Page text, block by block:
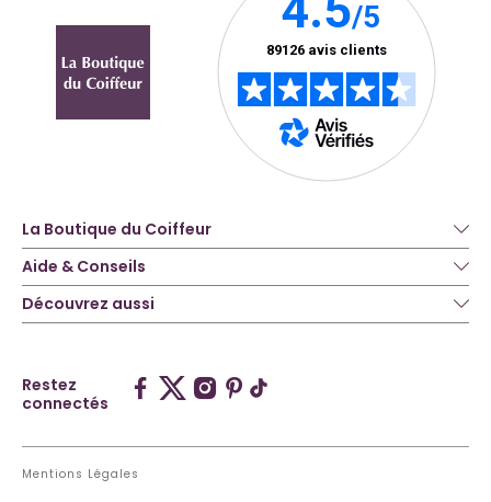
La Boutique du Coiffeur
Aide & Conseils
Découvrez aussi
Restez
connectés
Mentions Légales